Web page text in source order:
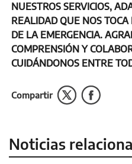
NUESTROS SERVICIOS,
REALIDAD QUE NOS
DE LA EMERGENCIA.
COMPRENSIÓN Y
CUIDÁNDONOS ENTRE
Compartir
Noticias